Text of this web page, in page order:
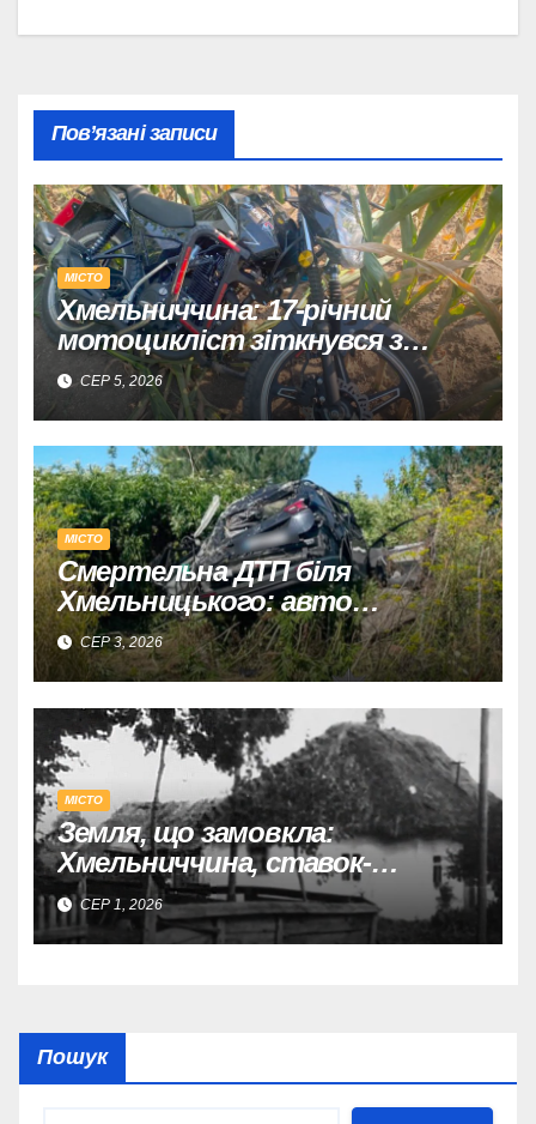
Пов’язані записи
МІСТО
Хмельниччина: 17-річний
мотоцикліст зіткнувся з
КАМАЗом – є постраждалий.
СЕР 5, 2026
МІСТО
Смертельна ДТП біля
Хмельницького: авто
перекинулося, загинув водій,
травмовано його дружину.
СЕР 3, 2026
МІСТО
Земля, що замовкла:
Хмельниччина, ставок-
охолоджувач АЕС, історії
затоплених сіл.
СЕР 1, 2026
Пошук